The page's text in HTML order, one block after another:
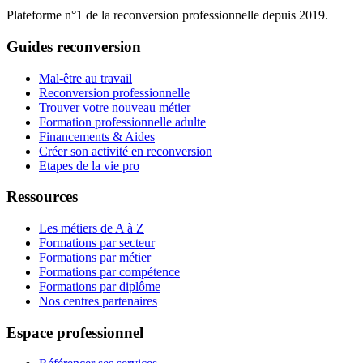
Plateforme n°1 de la reconversion professionnelle depuis 2019.
Guides reconversion
Mal-être au travail
Reconversion professionnelle
Trouver votre nouveau métier
Formation professionnelle adulte
Financements & Aides
Créer son activité en reconversion
Etapes de la vie pro
Ressources
Les métiers de A à Z
Formations par secteur
Formations par métier
Formations par compétence
Formations par diplôme
Nos centres partenaires
Espace professionnel